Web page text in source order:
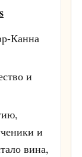
Канна
и
и
вина,